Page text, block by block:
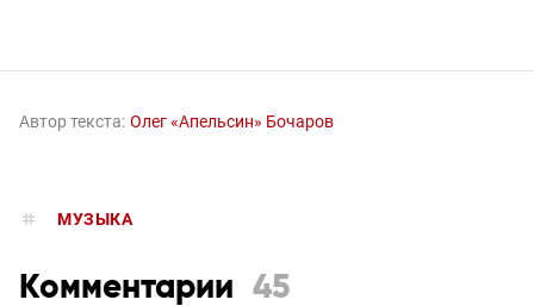
Автор текста: Олег «Апельсин» Бочаров
МУЗЫКА
Комментарии 45